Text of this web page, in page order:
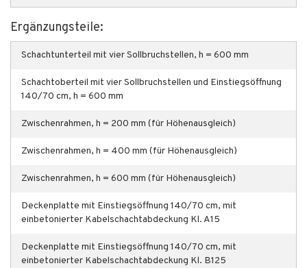
Ergänzungsteile:
Schachtunterteil mit vier Sollbruchstellen, h = 600 mm
Schachtoberteil mit vier Sollbruchstellen und Einstiegsöffnung
140/70 cm, h = 600 mm
Zwischenrahmen, h = 200 mm (für Höhenausgleich)
Zwischenrahmen, h = 400 mm (für Höhenausgleich)
Zwischenrahmen, h = 600 mm (für Höhenausgleich)
Deckenplatte mit Einstiegsöffnung 140/70 cm, mit
einbetonierter Kabelschachtabdeckung Kl. A15
Deckenplatte mit Einstiegsöffnung 140/70 cm, mit
einbetonierter Kabelschachtabdeckung Kl. B125